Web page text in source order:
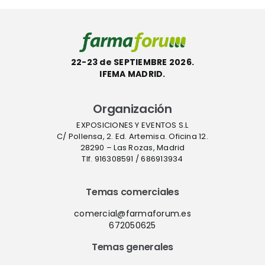
22-23 de SEPTIEMBRE 2026.
IFEMA MADRID.
Organización
EXPOSICIONES Y EVENTOS S.L
C/ Pollensa, 2. Ed. Artemisa. Oficina 12.
28290 – Las Rozas, Madrid
Tlf. 916308591 / 686913934
Temas comerciales
comercial@farmaforum.es
672050625
Temas generales